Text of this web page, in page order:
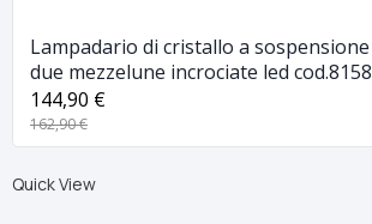
Lampadario di cristallo a sospensione
due mezzelune incrociate led cod.8158
144,90 €
162,90 €
Quick View